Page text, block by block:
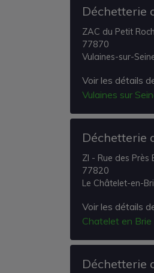
Déchetterie
ZAC du Petit
77870
Vulaines-sur-
Voir les détails
Vulaines sur
Déchetterie
ZI - Rue des Près
77820
Le Châtelet-en-
Voir les détails
Chatelet en Brie
Déchetterie